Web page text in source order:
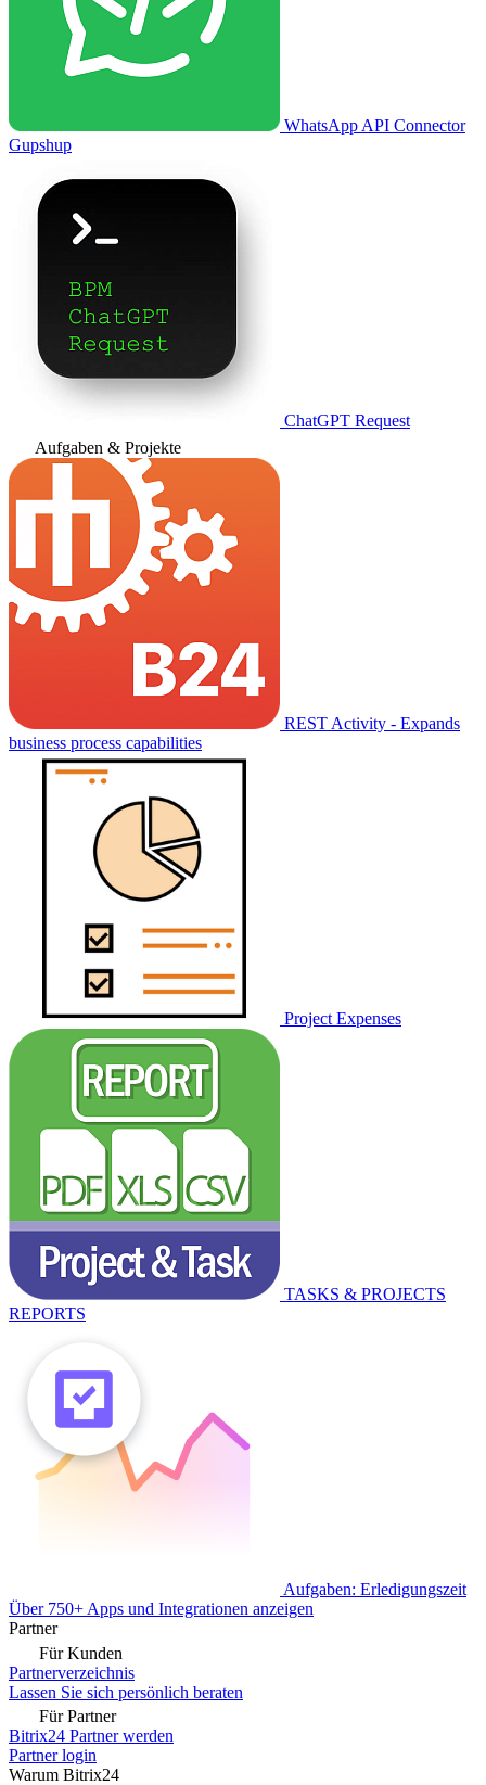
WhatsApp API Connector
Gupshup
ChatGPT Request
Aufgaben & Projekte
REST Activity - Expands
business process capabilities
Project Expenses
TASKS & PROJECTS
REPORTS
Aufgaben: Erledigungszeit
Über 750+ Apps und Integrationen anzeigen
Partner
Für Kunden
Partnerverzeichnis
Lassen Sie sich persönlich beraten
Für Partner
Bitrix24 Partner werden
Partner login
Warum Bitrix24